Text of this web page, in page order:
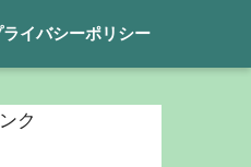
ライバシーポリシー
ク